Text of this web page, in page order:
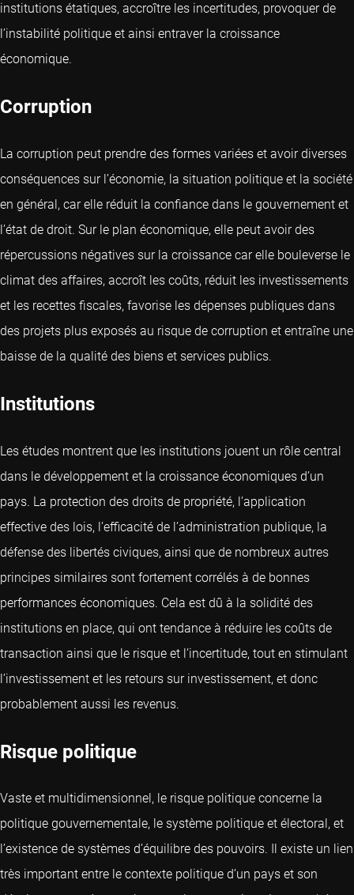
institutions étatiques, accroître les incertitudes, provoquer de
l’instabilité politique et ainsi entraver la croissance
économique.
Corruption
La corruption peut prendre des formes variées et avoir diverses
conséquences sur l’économie, la situation politique et la société
en général, car elle réduit la confiance dans le gouvernement et
l’état de droit. Sur le plan économique, elle peut avoir des
répercussions négatives sur la croissance car elle bouleverse le
climat des affaires, accroît les coûts, réduit les investissements
et les recettes fiscales, favorise les dépenses publiques dans
des projets plus exposés au risque de corruption et entraîne une
baisse de la qualité des biens et services publics.
Institutions
Les études montrent que les institutions jouent un rôle central
dans le développement et la croissance économiques d’un
pays. La protection des droits de propriété, l’application
effective des lois, l’efficacité de l’administration publique, la
défense des libertés civiques, ainsi que de nombreux autres
principes similaires sont fortement corrélés à de bonnes
performances économiques. Cela est dû à la solidité des
institutions en place, qui ont tendance à réduire les coûts de
transaction ainsi que le risque et l’incertitude, tout en stimulant
l’investissement et les retours sur investissement, et donc
probablement aussi les revenus.
Risque politique
Vaste et multidimensionnel, le risque politique concerne la
politique gouvernementale, le système politique et électoral, et
l’existence de systèmes d’équilibre des pouvoirs. Il existe un lien
très important entre le contexte politique d’un pays et son